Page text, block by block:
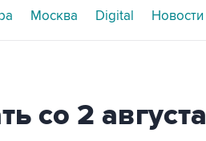
Москва Digital Новости
со 2 августа